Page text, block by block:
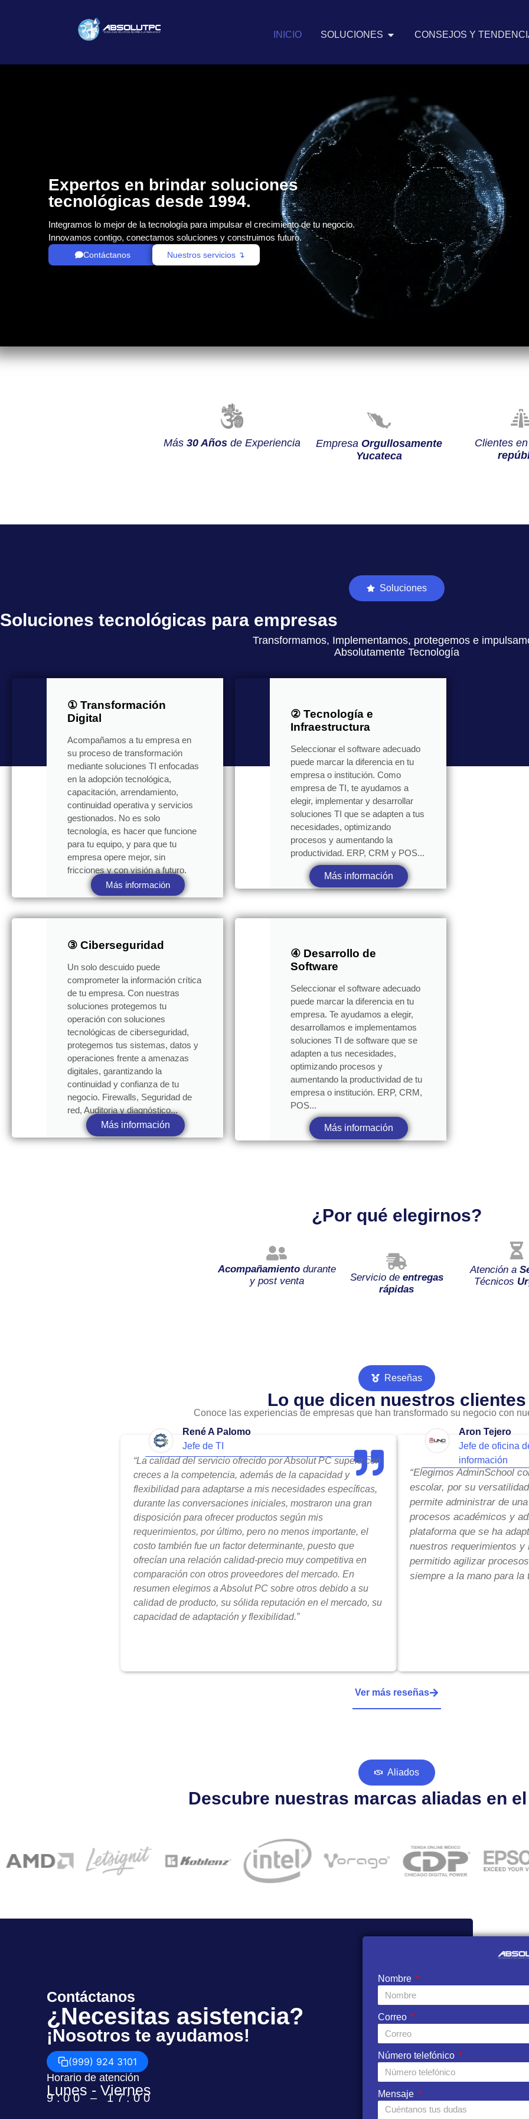
INICIO SOLUCIONES CONSEJOS Y
Expertos en brindar soluciones
tecnológicas desde 1994.
Integramos lo mejor de la tecnología para impulsar el crecimiento de tu negocio.
Innovamos contigo, conectamos soluciones y construimos futuro.
Contáctanos Nuestros servicios ↴
Más 30 Años de Experiencia Empresa Orgullosamente
Yucateca
Clientes
Soluciones
Soluciones tecnológicas para empresas
Transformamos, Implementamos, protegemos e
Absolutamente Tecnología
① Transformación
Digital
Acompañamos a tu empresa en
su proceso de transformación
mediante soluciones TI enfocadas
en la adopción tecnológica,
capacitación, arrendamiento,
continuidad operativa y servicios
gestionados. No es solo
tecnología, es hacer que funcione
para tu equipo, y para que tu
empresa opere mejor, sin
fricciones y con visión a futuro.
Más información
② Tecnología e
Infraestructura
Seleccionar el software adecuado
puede marcar la diferencia en tu
empresa o institución. Como
empresa de TI, te ayudamos a
elegir, implementar y desarrollar
soluciones TI que se adapten a tus
necesidades, optimizando
procesos y aumentando la
productividad. ERP, CRM y POS...
Más información
③ Ciberseguridad
Un solo descuido puede
comprometer la información crítica
de tu empresa. Con nuestras
soluciones protegemos tu
operación con soluciones
tecnológicas de ciberseguridad,
protegemos tus sistemas, datos y
operaciones frente a amenazas
digitales, garantizando la
continuidad y confianza de tu
negocio. Firewalls, Seguridad de
red, Auditoria y diagnóstico...
Más información
④ Desarrollo de
Software
Seleccionar el software adecuado
puede marcar la diferencia en tu
empresa. Te ayudamos a elegir,
desarrollamos e implementamos
soluciones TI de software que se
adapten a tus necesidades,
optimizando procesos y
aumentando la productividad de tu
empresa o institución. ERP, CRM,
POS...
Más información
¿Por qué elegirnos?
Acompañamientodurante
y post venta
Servicio de entregas
rápidas
Atención a
Técnicos
Reseñas
Lo que dicen nuestros clientes
Conoce las experiencias de empresas que han transformado su negocio con
René A Palomo
Jefe de TI
“La calidad del servicio ofrecido por Absolut PC supera con
creces a la competencia, además de la capacidad y
flexibilidad para adaptarse a mis necesidades específicas,
durante las conversaciones iniciales, mostraron una gran
disposición para ofrecer productos según mis
requerimientos, por último, pero no menos importante, el
costo también fue un factor determinante, puesto que
ofrecían una relación calidad-precio muy competitiva en
comparación con otros proveedores del mercado. En
resumen elegimos a Absolut PC sobre otros debido a su
calidad de producto, su sólida reputación en el mercado, su
capacidad de adaptación y flexibilidad.”
Aron Tejero
Jefe de oficina
información
“Elegimos AdminSchool
escolar, por su
permite administrar de
procesos académicos y
plataforma que se ha
nuestros requerimientos y
permitido agilizar
siempre a la mano para la
Ver más reseñas
Aliados
Descubre nuestras marcas aliadas en
Nombre
Correo
Número telefónico
Mensaje
Contáctanos
¿Necesitas asistencia?
¡Nosotros te ayudamos!
(999) 924 3101
Horario de atención
Lunes - Viernes
9:00 – 17:00